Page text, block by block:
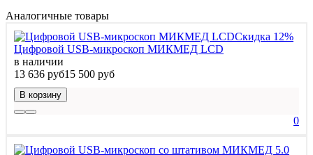
Аналогичные товары
Скидка 12%
Цифровой USB-микроскоп МИКМЕД LCD
в наличии
13 636 руб15 500 руб
В корзину
0